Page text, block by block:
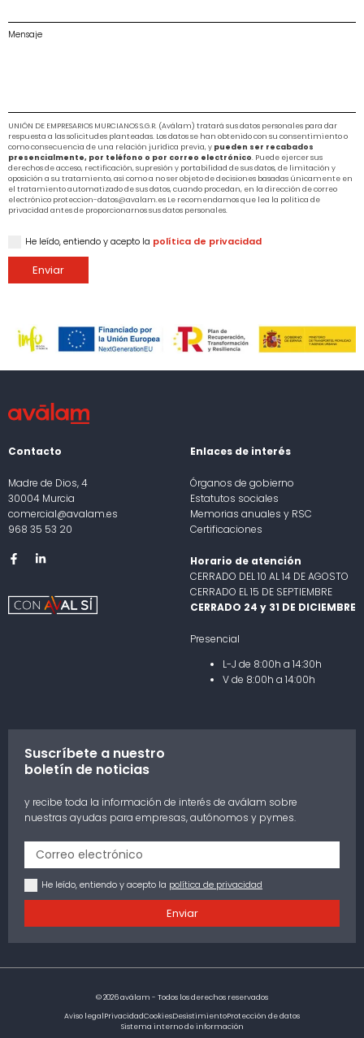
Mensaje
UNIÓN DE EMPRESARIOS MURCIANOS S.G.R. (Aválam) tratará sus datos personales para dar
respuesta a las solicitudes planteadas. Los datos se han obtenido con su consentimiento o
como consecuencia de una relación jurídica previa, y pueden ser recabados
presencialmente, por teléfono o por correo electrónico. Puede ejercer sus
derechos de acceso, rectificación, supresión y portabilidad de sus datos, de limitación y
oposición a su tratamiento, así como a no ser objeto de decisiones basadas únicamente en
el tratamiento automatizado de sus datos, cuando procedan, en la dirección de correo
electrónico proteccion-datos@avalam.es Le recomendamos que lea la política de
privacidad antes de proporcionarnos sus datos personales.
He leído, entiendo y acepto la política de privacidad
Enviar
Contacto
Madre de Dios, 4
30004 Murcia
comercial@avalam.es
968 35 53 20
Enlaces de interés
Órganos de gobierno
Estatutos sociales
Memorias anuales y RSC
Certificaciones
Horario de atención
CERRADO DEL 10 AL 14 DE AGOSTO
CERRADO EL 15 DE SEPTIEMBRE
CERRADO 24 y 31 DE DICIEMBRE
Presencial
L-J de 8:00h a 14:30h
V de 8:00h a 14:00h
Suscríbete a nuestro
boletín de noticias
y recibe toda la información de interés de aválam sobre
nuestras ayudas para empresas, autónomos y pymes.
He leído, entiendo y acepto la política de privacidad
Enviar
© 2026 aválam - Todos los derechos reservados
Aviso legalPrivacidadCookiesDesistimientoProtección de datos
Sistema interno de información